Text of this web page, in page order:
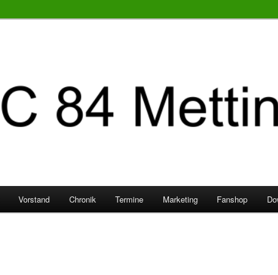
Vorstand Chronik Termine Marketing Fanshop